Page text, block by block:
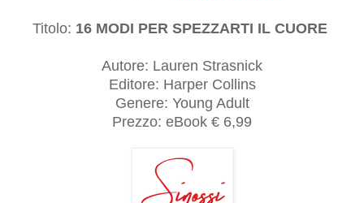
Titolo: 16 MODI PER SPEZZARTI IL CUORE
Autore: Lauren Strasnick
Editore: Harper Collins
Genere: Young Adult
Prezzo: eBook € 6,99